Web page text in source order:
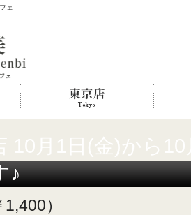
ェ
10月1日(金)から
♪
）